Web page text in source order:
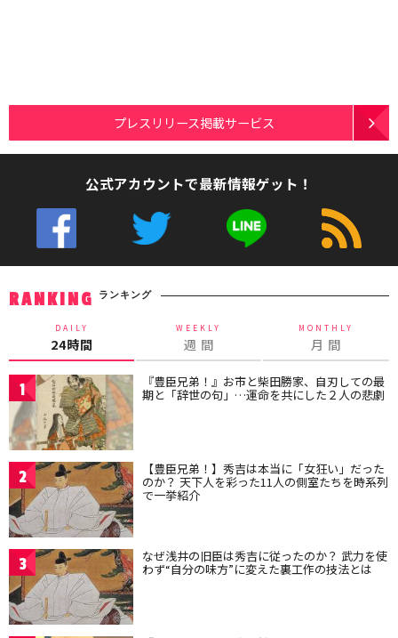
プレスリリース掲載サービス
公式アカウントで最新情報ゲット！
RANKING ランキング
DAILY
24時間
WEEKLY
週 間
MONTHLY
月 間
1 『豊臣兄弟！』お市と柴田勝家、自刃しての最
期と「辞世の句」…運命を共にした２人の悲劇
2 【豊臣兄弟！】秀吉は本当に「女狂い」だった
のか？ 天下人を彩った11人の側室たちを時系列
で一挙紹介
3 なぜ浅井の旧臣は秀吉に従ったのか？ 武力を使
わず“自分の味方”に変えた裏工作の技法とは